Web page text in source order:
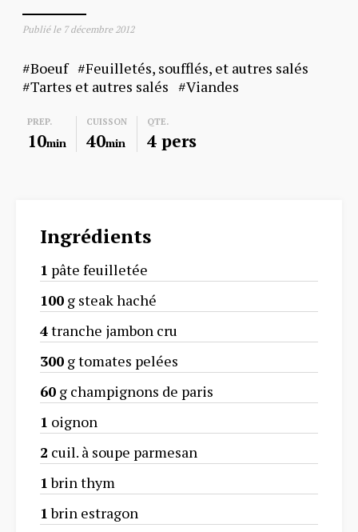
Publié le 7 décembre 2012
Boeuf
Feuilletés, soufflés, et autres salés
Tartes et autres salés
Viandes
PREP.
10min
CUISSON
40min
QTE.
4 pers
Ingrédients
1 pâte feuilletée
100 g steak haché
4tranche jambon cru
300 g tomates pelées
60 g champignons de paris
1 oignon
2 cuil. à soupe parmesan
1 brin thym
1 brin estragon